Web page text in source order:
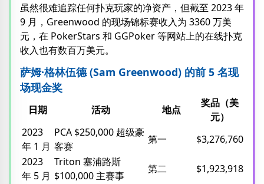
虽然很难追踪任何扑克玩家的净资产，但截至 2023 年
9 月，Greenwood 的现场锦标赛收入为 3360 万美
元，在 PokerStars 和 GGPoker 等网站上的在线扑克
收入也有数百万美元。
萨姆·格林伍德 (Sam Greenwood) 的前 5 名现
场现金奖
日期 活动 地点
奖品（美
元）
2023
年 1 月
PCA $250,000 超级豪
客赛
第一
$3,276,760
2023
年 5 月
Triton 塞浦路斯
$100,000 主赛事
第二
$1,923,918